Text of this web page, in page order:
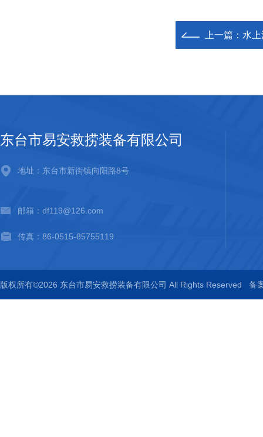
上一篇： 水
东台市易安救捞装备有限公司
地址：东台市新街镇向阳路8号
邮箱：df119@126.com
传真：86-0515-85755119
版权所有©2026 东台市易安救捞装备有限公司 All Rights Reserved 备